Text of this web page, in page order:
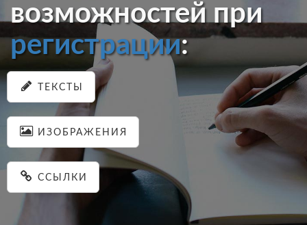
возможностей при
регистрации:
ТЕКСТЫ
ИЗОБРАЖЕНИЯ
ССЫЛКИ